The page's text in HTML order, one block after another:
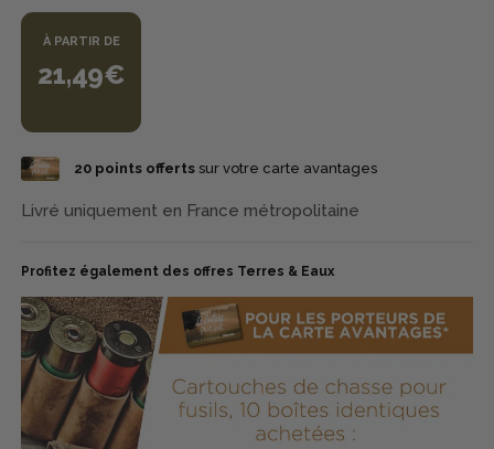
spécifique, elles sont pensées pour protéger le canon en évitant
le contact des grenailles avec les parois. La vitesse élevée et la
concentration de gerbe visent une efficacité annoncée comme
équivalente à des cartouches acier HP, tout en restant dans un
chargement standard. Autre atout majeur : les ZH 24 Standard
conditionnées en boîte de 25.
À PARTIR DE
21,49€
20points offertssur votre carte avantages
Livré uniquement en France métropolitaine
Profitez également des offres Terres & Eaux